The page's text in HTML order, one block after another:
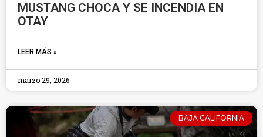
MUSTANG CHOCA Y SE INCENDIA EN
OTAY
LEER MÁS »
marzo 29, 2026
BAJA CALIFORNIA